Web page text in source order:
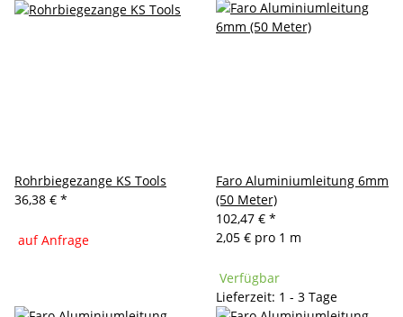
Rohrbiegezange KS Tools
36,38 € *
auf Anfrage
Faro Aluminiumleitung 6mm
(50 Meter)
102,47 € *
2,05 € pro 1 m
Verfügbar
Lieferzeit: 1 - 3 Tage